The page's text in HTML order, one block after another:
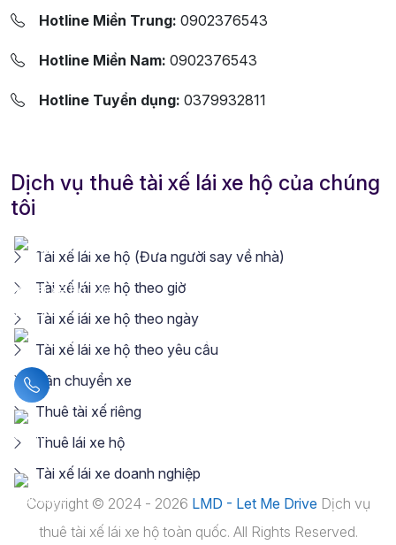
Hotline Miền Trung: 0902376543
Hotline Miền Nam: 0902376543
Hotline Tuyển dụng: 0379932811
Dịch vụ thuê tài xế lái xe hộ của chúng
tôi
Tài xế lái xe hộ (Đưa người say về nhà)
Tài xế lái xe hộ theo giờ
Tài xế lái xe hộ theo ngày
Tài xế lái xe hộ theo yêu cầu
Vận chuyển xe
Thuê tài xế riêng
Thuê lái xe hộ
Tài xế lái xe doanh nghiệp
Copyright © 2024 - 2026 LMD - Let Me Drive Dịch vụ
thuê tài xế lái xe hộ toàn quốc. All Rights Reserved.
Liên hệ hotline